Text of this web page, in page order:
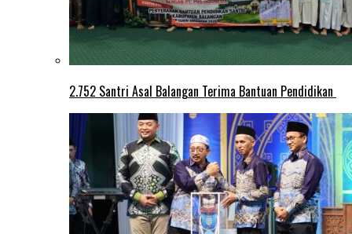
2.752 Santri Asal Balangan Terima Bantuan Pendidikan